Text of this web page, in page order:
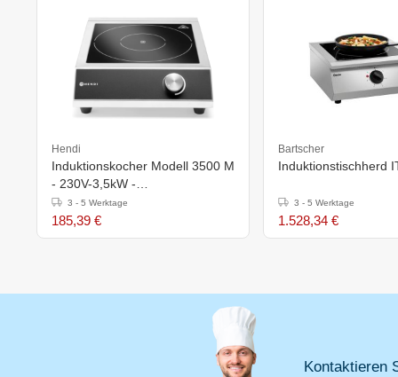
Hendi
Induktionskocher Modell 3500 M
- 230V-3,5kW -
327x425x(h)100mm
3 - 5 Werktage
185,39 €
Bartscher
Induktionstischherd
3 - 5 Werktage
1.528,34 €
Kontaktieren